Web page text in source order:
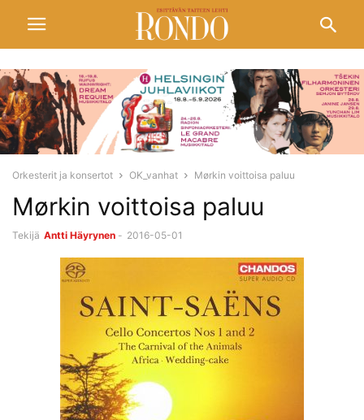
Orkesterit ja konsertot OK_vanhat Mørkin voittoisa paluu
Mørkin voittoisa paluu
Tekijä Antti Häyrynen - 2016-05-01